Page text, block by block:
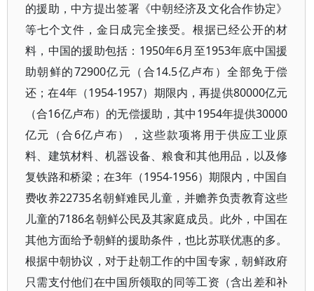
的援助，中方提出签署《中朝经济及文化合作协定》
等七个文件，金日成完全接受。根据已经公开的材
料，中国的援助包括：1950年6月至1953年底中国援
助朝鲜的72900亿元（合14.5亿卢布）全部免于偿
还；在4年（1954-1957）期限内，再提供80000亿元
（合16亿卢布）的无偿援助，其中1954年提供30000
亿元（合6亿卢布），这些款项将用于供应工业原
料、建筑材料、机器设备、粮食和其他用品，以及修
复铁路和桥梁；在3年（1954-1956）期限内，中国自
费收养22735名朝鲜难民儿童，并赡养负责教育这些
儿童的7186名朝鲜公民及其家庭成员。此外，中国在
其他方面给予朝鲜的援助条件，也比苏联优惠的多。
根据中朝协议，对于赴朝工作的中国专家，朝鲜政府
只需支付他们在中国所领取的同等工资（含出差和补